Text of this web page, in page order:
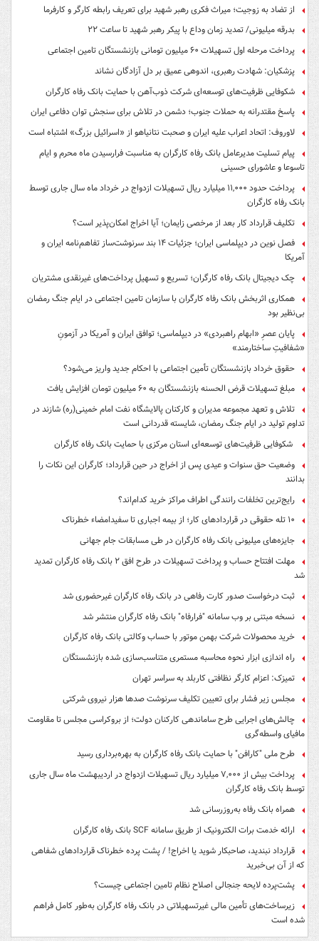
از تضاد به زوجیت؛ میراث فکری رهبر شهید برای تعریف رابطه کارگر و کارفرما
بدرقه میلیونی/ تمدید زمان وداع با پیکر رهبر شهید تا ساعت ۲۲
پرداخت مرحله اول تسهیلات ۶۰ میلیون تومانی بازنشستگان تامین اجتماعی
پزشکیان: شهادت رهبری، اندوهی عمیق بر دل آزادگان نشاند
شکوفایی ظرفیت‌های توسعه‌ای شرکت ذوب‌آهن با حمایت‌ بانک رفاه کارگران
پاسخ مقتدرانه به حملات جنوب؛ دشمن در تلاش برای سنجش توان دفاعی ایران
لاوروف: اتحاد اعراب علیه ایران و صحبت نتانیاهو از «اسرائیل بزرگ» اشتباه است
پیام تسلیت مدیرعامل بانک رفاه کارگران به مناسبت فرارسیدن ماه محرم و ایام
تاسوعا و عاشورای حسینی
پرداخت حدود ۱۱,۰۰۰ میلیارد ریال تسهیلات ازدواج در خرداد ماه سال جاری توسط
بانک رفاه کارگران
تکلیف قرارداد کار بعد از مرخصی زایمان؛ آیا اخراج امکان‌پذیر است؟
فصل نوین در دیپلماسی ایران؛ جزئیات ۱۴ بند سرنوشت‌ساز تفاهم‌نامه ایران و
آمریکا
چک دیجیتال بانک رفاه کارگران؛ تسریع و تسهیل پرداخت‌های غیرنقدی مشتریان
همکاری اثربخش بانک رفاه کارگران با سازمان تامین اجتماعی در ایام جنگ رمضان
بی‌نظیر بود
پایان عصرِ «ابهام راهبردی» در دیپلماسی؛ توافق ایران و آمریکا در آزمونِ
«شفافیتِ ساختارمند»
حقوق خرداد بازنشستگان تأمین اجتماعی با احکام جدید واریز می‌شود؟
مبلغ تسهیلات قرض الحسنه بازنشستگان به ۶۰ میلیون تومان افزایش یافت
تلاش و تعهد مجموعه مدیران و کارکنان پالایشگاه نفت امام خمینی(ره) شازند در
تداوم تولید در ایام جنگ رمضان، شایسته قدردانی است
شکوفایی ظرفیت‌های توسعه‌ای استان مرکزی با حمایت بانک رفاه کارگران
وضعیت حق سنوات و عیدی پس از اخراج در حین قرارداد؛ کارگران این نکات را
بدانند
رایج‌ترین تخلفات رانندگی اطراف مراکز خرید کدام‌اند؟
۱۰ تله حقوقی در قراردادهای کار؛ از بیمه اجباری تا سفیدامضاء خطرناک
جایزه‌های میلیونی بانک رفاه کارگران در طی مسابقات جام جهانی
مهلت افتتاح حساب و پرداخت تسهیلات در طرح افق ۲ بانک رفاه کارگران تمدید
شد
ثبت درخواست صدور کارت رفاهی در بانک رفاه کارگران غیرحضوری شد
نسخه مبتنی بر وب سامانه "فرارفاه" بانک رفاه کارگران منتشر شد
خرید محصولات شرکت بهمن موتور با حساب وکالتی بانک رفاه کارگران
راه اندازی ابزار نحوه محاسبه مستمری متناسب‌سازی شده بازنشستگان
تمیزک: اعزام کارگر نظافتی کاربلد به سراسر تهران
مجلس زیر فشار برای تعیین تکلیف سرنوشت صدها هزار نیروی شرکتی
چالش‌های اجرایی طرح ساماندهی کارکنان دولت؛ از بروکراسی مجلس تا مقاومت
مافیای واسطه‌گری
طرح ملی "کارافن" با حمایت بانک رفاه کارگران به بهره‌برداری رسید
پرداخت بیش از ۷,۰۰۰ میلیارد ریال تسهیلات ازدواج در اردیبهشت ماه سال جاری
توسط بانک رفاه کارگران
همراه بانک رفاه به‌روزرسانی شد
ارائه خدمت برات الکترونیک از طریق سامانه SCF بانک رفاه کارگران
قرارداد نبندید، صاحبکار شوید یا اخراج! / پشت پرده خطرناک قراردادهای شفاهی
که از آن بی‌خبرید
پشت‌پرده لایحه جنجالی اصلاح نظام تامین اجتماعی چیست؟
زیرساخت‌های تأمین مالی غیرتسهیلاتی در بانک رفاه کارگران به‌طور کامل فراهم
شده است